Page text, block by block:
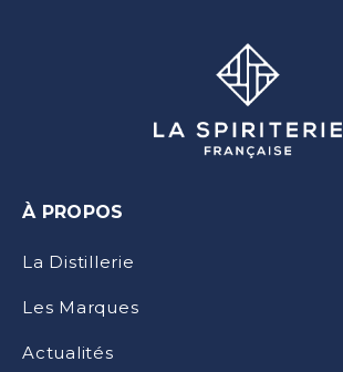
À PROPOS
La Distillerie
Les Marques
Actualités